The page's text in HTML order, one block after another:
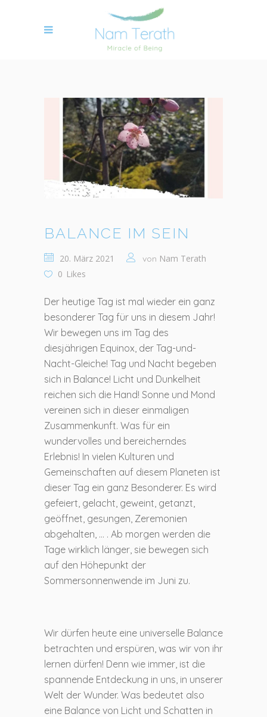
BALANCE IM SEIN
20. März 2021 von Nam Terath
0 Likes
Der heutige Tag ist mal wieder ein ganz
besonderer Tag für uns in diesem Jahr!
Wir bewegen uns im Tag des
diesjährigen Equinox, der Tag-und-
Nacht-Gleiche! Tag und Nacht begeben
sich in Balance! Licht und Dunkelheit
reichen sich die Hand! Sonne und Mond
vereinen sich in dieser einmaligen
Zusammenkunft. Was für ein
wundervolles und bereicherndes
Erlebnis! In vielen Kulturen und
Gemeinschaften auf diesem Planeten ist
dieser Tag ein ganz Besonderer. Es wird
gefeiert, gelacht, geweint, getanzt,
geöffnet, gesungen, Zeremonien
abgehalten, … . Ab morgen werden die
Tage wirklich länger, sie bewegen sich
auf den Höhepunkt der
Sommersonnenwende im Juni zu.
Wir dürfen heute eine universelle Balance
betrachten und erspüren, was wir von ihr
lernen dürfen! Denn wie immer, ist die
spannende Entdeckung in uns, in unserer
Welt der Wunder. Was bedeutet also
eine Balance von Licht und Schatten in